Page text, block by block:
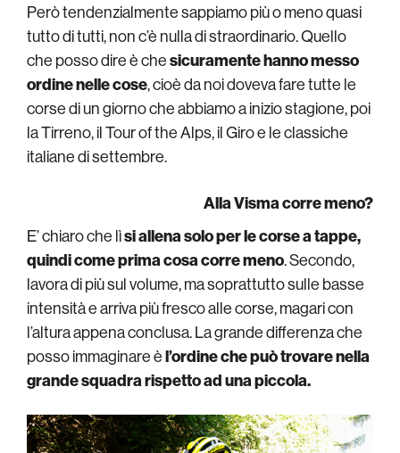
Però tendenzialmente sappiamo più o meno quasi
tutto di tutti, non c’è nulla di straordinario. Quello
che posso dire è chesicuramente hanno messo
ordine nelle cose, cioè da noi doveva fare tutte le
corse di un giorno che abbiamo a inizio stagione, poi
la Tirreno, il Tour of the Alps, il Giro e le classiche
italiane di settembre.
Alla Visma corre meno?
E’ chiaro che lìsi allena solo per le corse a tappe,
quindi come prima cosa corre meno. Secondo,
lavora di più sul volume, ma soprattutto sulle basse
intensità e arriva più fresco alle corse, magari con
l’altura appena conclusa. La grande differenza che
posso immaginare èl’ordine che può trovare nella
grande squadra rispetto ad una piccola.